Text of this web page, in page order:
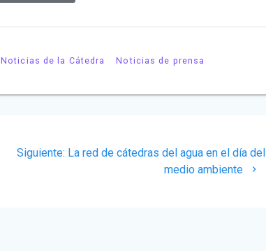
Noticias de la Cátedra Noticias de prensa
Siguiente: Siguiente
La red de cátedras del agua en el día del
medio ambiente